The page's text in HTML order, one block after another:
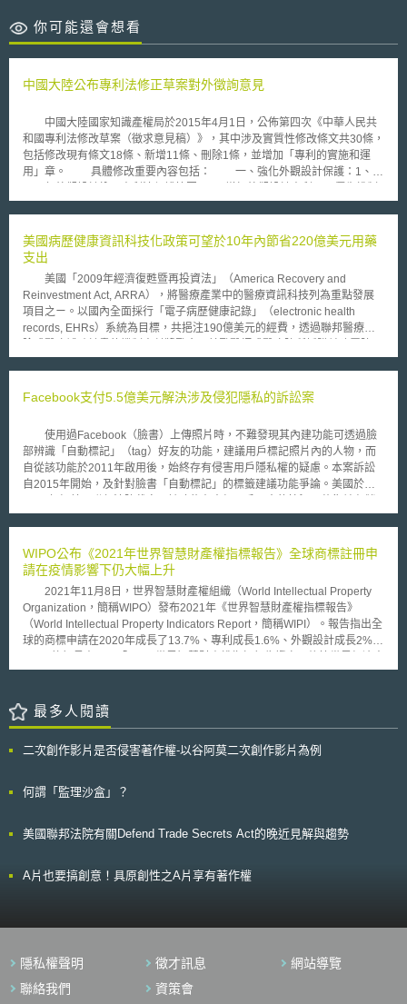
你可能還會想看
中國大陸公布專利法修正草案對外徵詢意見
中國大陸國家知識產權局於2015年4月1日，公佈第四次《中華人民共
和國專利法修改草案（徵求意見稿）》，其中涉及實質性修改條文共30條，
包括修改現有條文18條、新增11條、刪除1條，並增加「專利的實施和運
用」章。 具體修改重要內容包括： 一、強化外觀設計保護：1、產
度。3、將外觀設計專利權之保護期限由10年延長到15年。4、鑒於實用新
「專利權評價報告」作為侵權糾紛審理和處理過程中必須提交的「證據」，
當事人無正當理由不提交，需自行承擔訴訟上不利後果。 二、提升發
明人地位：1、草案規定「利用本單位物質技術條件完成的發明創造」，權
利歸屬優先適用約定原則，若未約定時，申請專利權利歸屬於發明人或設計
人。2、為解決國家設立之研究機構、高等院校專利技術移轉率低問題，允
許發明人或設計人在單位怠於實施發明情形下，可與單位協商自行實施或者
授權他人實施該專利，並按照協議享有相應權益，藉以激勵發明人積極進行
護及發明人地位作法，得否順利通過，有待後續持續追蹤。
美國病歷健康資訊科技化政策可望於10年內節省220億美元用藥
支出
美國「2009年經濟復甦暨再投資法」（America Recovery and
Reinvestment Act, ARRA），將醫療產業中的醫療資訊科技列為重點發展
項目之ㄧ。以國內全面採行「電子病歷健康記錄」（electronic health
records, EHRs）系統為目標，共挹注190億美元的經費，透過聯邦醫療保
的電子醫療資訊系統。自2011年至2015年，醫師或醫療院所符合實質EHR
金；倘於2015年後，其尚未成為實質EHR使用者，則將以每年多1%的比
策，ARRA規定主管機關須於2009年12月31日前確立EHR的標準，包含了
相互運用性（interoperability）、臨床功能性（clinical functionality）及安
全性等標準。 EHR系統的基礎，也就是電子醫囑（e-prescribing）所
涵蓋的功能，能提供臨床及藥費的即時資訊，供醫師判斷何種藥物（包含學
名藥）最為安全，且可符合病患經濟負擔；亦可顯示該病患用藥紀錄，及其
偵測出藥物間相斥的情形，亦將自動發出安全警示。此外，以電腦輸入處方
少藥劑師因難以判讀字跡所導致的配藥錯誤。 一項由美國藥物照顧管理協
會（Pharmaceutical Care Management Association, PCMA）所贊助的調
查研究指出，ARRA中的病歷健康資訊科技化措施，將使e-prescribing的運
用率，在未來五年內增加75%；而在往後10年，此將減少約3500萬筆的用
藥指示錯誤，消弭因服藥錯誤導致的死亡事件，並能節省220億的用藥支
出；其所帶來的效益實遠超過政府所挹注的經費。
Facebook支付5.5億美元解決涉及侵犯隱私的訴訟案
使用過Facebook（臉書）上傳照片時，不難發現其內建功能可透過臉
部辨識「自動標記」（tag）好友的功能，建議用戶標記照片內的人物，而
自從該功能於2011年啟用後，始終存有侵害用戶隱私權的疑慮。本案訴訟
自2015年開始，及針對臉書「自動標記」的標籤建議功能爭論。美國於
相關使用者的生物特徵資料（biometric data），違反美國伊利諾州
然臉書已開始公開與用戶說明其可選擇關閉其識別功能，並針對上述聯邦法
院判決提出上訴，卻仍於2019年8月敗訴。因此臉書同意以5.5億美元和
解，用於支付伊利諾州的用戶（符合條件的）及訴訟相關費用。
WIPO公布《2021年世界智慧財產權指標報告》全球商標註冊申
請在疫情影響下仍大幅上升
2021年11月8日，世界智慧財產權組織（World Intellectual Property
Organization，簡稱WIPO）發布2021年《世界智慧財產權指標報告》
（World Intellectual Property Indicators Report，簡稱WIPI）。報告指出全
球的商標申請在2020年成長了13.7%、專利成長1.6%、外觀設計成長2%。
現數十年來最嚴重的緊縮，但智財權申請——一個強而有力的創新指標——
150個官方智財組織、以及WIPO的申請、註冊和延展的統計數據為依據，
分析全球智慧財產權活動，範圍涵蓋專利、新型、商標、工業外觀設計、微
統計數據，發布年度WIPI報告，為政策制定者、商業領袖、投資人、學者和
最多人閱讀
二次創作影片是否侵害著作權-以谷阿莫二次創作影片為例
何謂「監理沙盒」？
美國聯邦法院有關Defend Trade Secrets Act的晚近見解與趨勢
A片也要搞創意！具原創性之A片享有著作權
隱私權聲明 徵才訊息
網站導覽
聯絡我們
資策會